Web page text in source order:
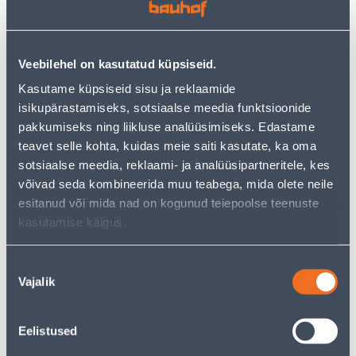
Veebilehel on kasutatud küpsiseid.
Kasutame küpsiseid sisu ja reklaamide
isikupärastamiseks, sotsiaalse meedia funktsioonide
pakkumiseks ning liikluse analüüsimiseks. Edastame
teavet selle kohta, kuidas meie saiti kasutate, ka oma
sotsiaalse meedia, reklaami- ja analüüsipartneritele, kes
võivad seda kombineerida muu teabega, mida olete neile
esitanud või mida nad on kogunud teiepoolse teenuste
kasutamise käigus.
valik
Vajalik
Eelistused
PARANDUSPAHTEL
45ML
7.99 € /tk
5
для
авторизованного
PARANDUSPAHTEL
7.99 € /tk
для
авторизованного
Э-ЦЕНА
PARANDUSPAHTEL
MASTON KIRSS 45ML
PARANDUSPAHTEL
MASTON PRUUN 45ML